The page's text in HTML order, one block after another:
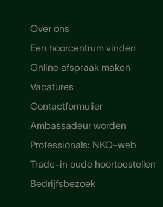
Over ons
Een hoorcentrum vinden
Online afspraak maken
Vacatures
Contactformulier
Ambassadeur worden
Professionals: NKO-web
Trade-in oude hoortoestellen
Bedrijfsbezoek